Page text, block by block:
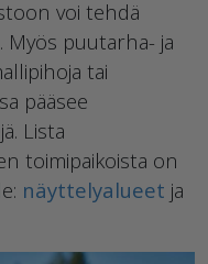
voi tehdä
Myös puutarha- ja
tai
pääsee
Lista
toimipaikoista on
näyttelyalueet ja